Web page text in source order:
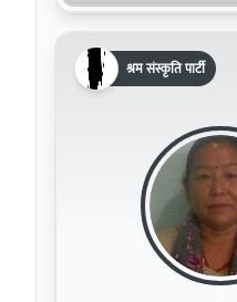
श्रम संस्कृति पार्टी